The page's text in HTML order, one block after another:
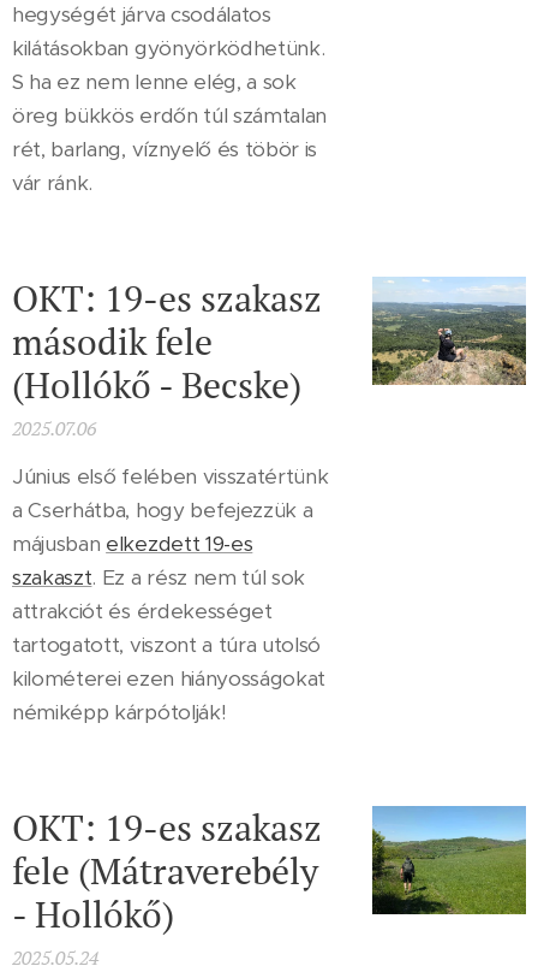
hegységét járva csodálatos
kilátásokban gyönyörködhetünk.
S ha ez nem lenne elég, a sok
öreg bükkös erdőn túl számtalan
rét, barlang, víznyelő és töbör is
vár ránk.
OKT: 19-es szakasz
második fele
(Hollókő - Becske)
2025.07.06
Június első felében visszatértünk
a Cserhátba, hogy befejezzük a
májusban elkezdett 19-es
szakaszt. Ez a rész nem túl sok
attrakciót és érdekességet
tartogatott, viszont a túra utolsó
kilométerei ezen hiányosságokat
némiképp kárpótolják!
OKT: 19-es szakasz
fele (Mátraverebély
- Hollókő)
2025.05.24